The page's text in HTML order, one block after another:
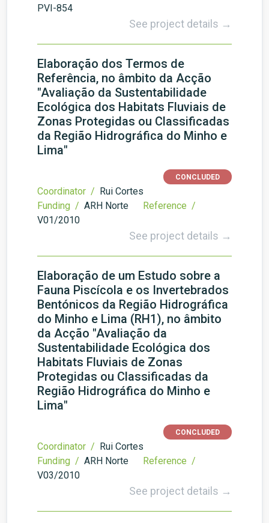
PVI-854
See project details →
Elaboração dos Termos de
Referência, no âmbito da Acção
"Avaliação da Sustentabilidade
Ecológica dos Habitats Fluviais de
Zonas Protegidas ou Classificadas
da Região Hidrográfica do Minho e
Lima"
CONCLUDED
Coordinator / Rui Cortes
Funding / ARH Norte
Reference /
V01/2010
See project details →
Elaboração de um Estudo sobre a
Fauna Piscícola e os Invertebrados
Bentónicos da Região Hidrográfica
do Minho e Lima (RH1), no âmbito
da Acção "Avaliação da
Sustentabilidade Ecológica dos
Habitats Fluviais de Zonas
Protegidas ou Classificadas da
Região Hidrográfica do Minho e
Lima"
CONCLUDED
Coordinator / Rui Cortes
Funding / ARH Norte
Reference /
V03/2010
See project details →